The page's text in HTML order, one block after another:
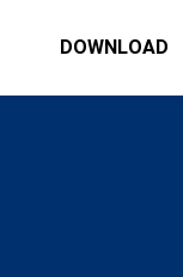
DOWNLOAD